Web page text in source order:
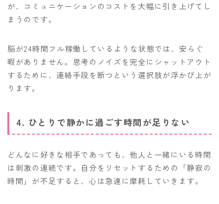
が、コミュニケーションのコストを大幅に引き上げてし
まうのです。
脳が24時間フル稼働しているような状態では、安らぐ
暇がありません。思考のノイズを完全にシャットアウト
するために、連絡手段を断つという選択肢が浮かび上が
ります。
4. ひとりで静かに過ごす時間が足りない
どんなに好きな相手であっても、他人と一緒にいる時間
は刺激の連続です。自分をリセットするための「静寂の
時間」が不足すると、心は急速に摩耗していきます。